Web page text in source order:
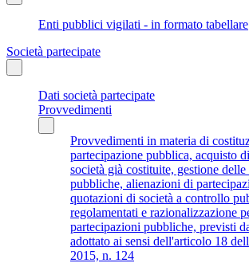
Enti pubblici vigilati - in formato tabellare
Società partecipate
Dati società partecipate
Provvedimenti
Provvedimenti in materia di
partecipazione pubblica, acquisto
società già costituite, gestione delle
pubbliche, alienazioni di
quotazioni di società a controllo
regolamentati e razionalizzazione
partecipazioni pubbliche, previsti
adottato ai sensi dell'articolo 18
2015, n. 124